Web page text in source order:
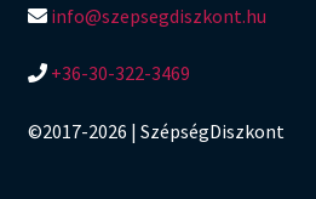
info@szepsegdiszkont.hu
+36-30-322-3469
©2017-2026 | SzépségDiszkont